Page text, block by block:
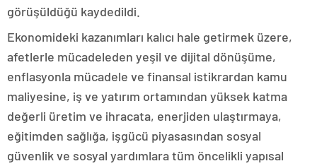
görüşüldüğü kaydedildi.
Ekonomideki kazanımları kalıcı hale getirmek üzere,
afetlerle mücadeleden yeşil ve dijital dönüşüme,
enflasyonla mücadele ve finansal istikrardan kamu
maliyesine, iş ve yatırım ortamından yüksek katma
değerli üretim ve ihracata, enerjiden ulaştırmaya,
eğitimden sağlığa, işgücü piyasasından sosyal
güvenlik ve sosyal yardımlara tüm öncelikli yapısal